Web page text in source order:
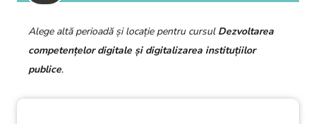
Alege altă perioadă și locație pentru cursul Dezvoltarea
competențelor digitale și digitalizarea instituțiilor
publice.